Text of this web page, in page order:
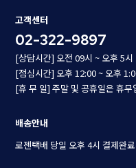
고객센터
02-322-9897
[상담시간] 오전 09시 ~ 오후 5시
[점심시간] 오후 12:00 ~ 오후
[휴 무 일] 주말 및 공휴일은 휴무
배송안내
로젠택배 당일 오후 4시 결제완